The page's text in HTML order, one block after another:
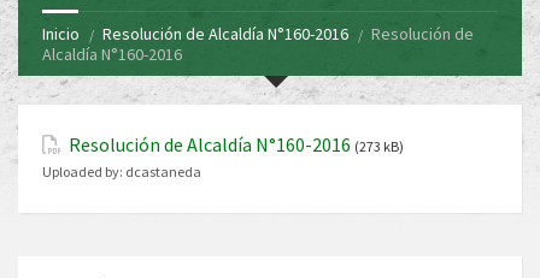
Inicio Resolución de Alcaldía N°160-2016
Resolución de
Alcaldía N°160-2016
Resolución de Alcaldía N°160-2016 (273 kB)
Uploaded by: dcastaneda